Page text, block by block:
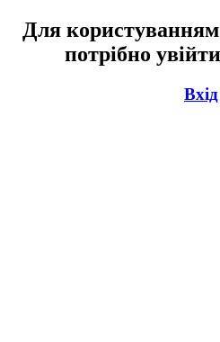
Для
потрібно
Вхід